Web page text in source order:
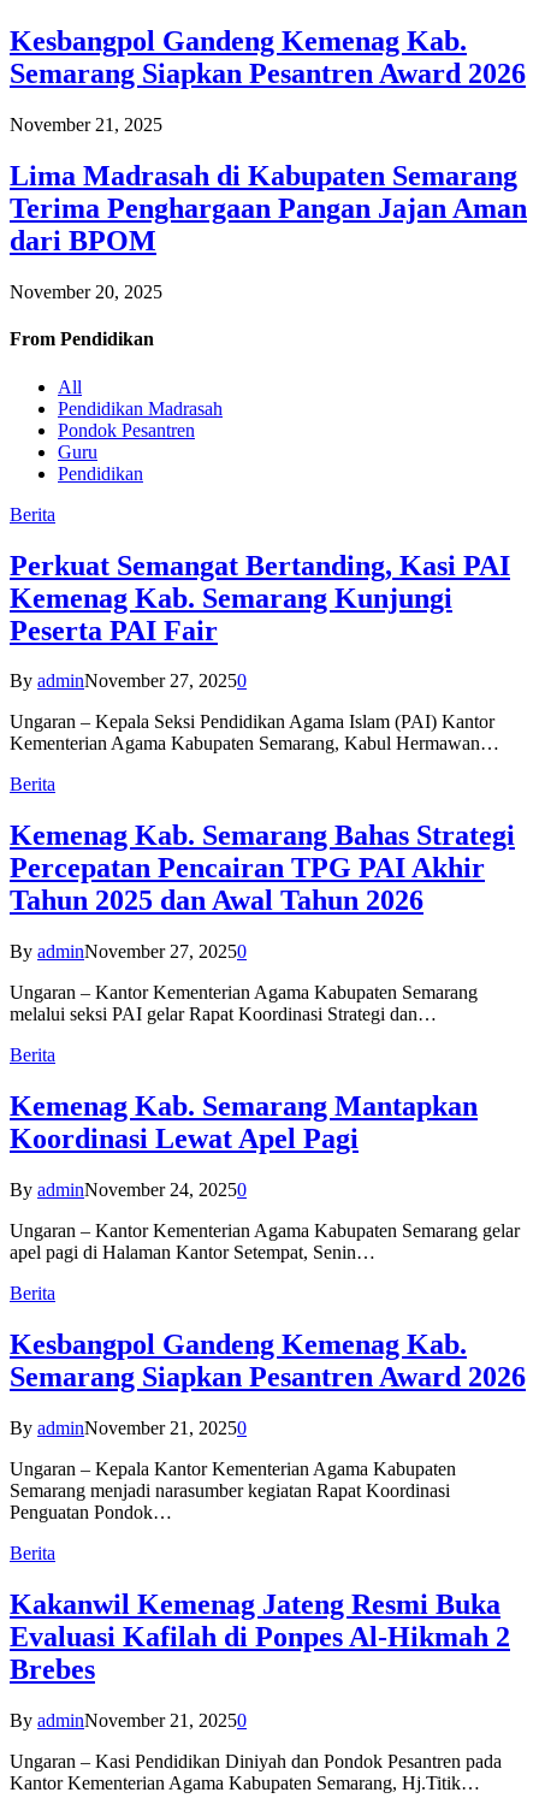
Kesbangpol Gandeng Kemenag Kab.
Semarang Siapkan Pesantren Award 2026
November 21, 2025
Lima Madrasah di Kabupaten Semarang
Terima Penghargaan Pangan Jajan Aman
dari BPOM
November 20, 2025
From Pendidikan
All
Pendidikan Madrasah
Pondok Pesantren
Guru
Pendidikan
Berita
Perkuat Semangat Bertanding, Kasi PAI
Kemenag Kab. Semarang Kunjungi
Peserta PAI Fair
By adminNovember 27, 20250
Ungaran – Kepala Seksi Pendidikan Agama Islam (PAI) Kantor
Kementerian Agama Kabupaten Semarang, Kabul Hermawan…
Berita
Kemenag Kab. Semarang Bahas Strategi
Percepatan Pencairan TPG PAI Akhir
Tahun 2025 dan Awal Tahun 2026
By adminNovember 27, 20250
Ungaran – Kantor Kementerian Agama Kabupaten Semarang
melalui seksi PAI gelar Rapat Koordinasi Strategi dan…
Berita
Kemenag Kab. Semarang Mantapkan
Koordinasi Lewat Apel Pagi
By adminNovember 24, 20250
Ungaran – Kantor Kementerian Agama Kabupaten Semarang gelar
apel pagi di Halaman Kantor Setempat, Senin…
Berita
Kesbangpol Gandeng Kemenag Kab.
Semarang Siapkan Pesantren Award 2026
By adminNovember 21, 20250
Ungaran – Kepala Kantor Kementerian Agama Kabupaten
Semarang menjadi narasumber kegiatan Rapat Koordinasi
Penguatan Pondok…
Berita
Kakanwil Kemenag Jateng Resmi Buka
Evaluasi Kafilah di Ponpes Al-Hikmah 2
Brebes
By adminNovember 21, 20250
Ungaran – Kasi Pendidikan Diniyah dan Pondok Pesantren pada
Kantor Kementerian Agama Kabupaten Semarang, Hj.Titik…